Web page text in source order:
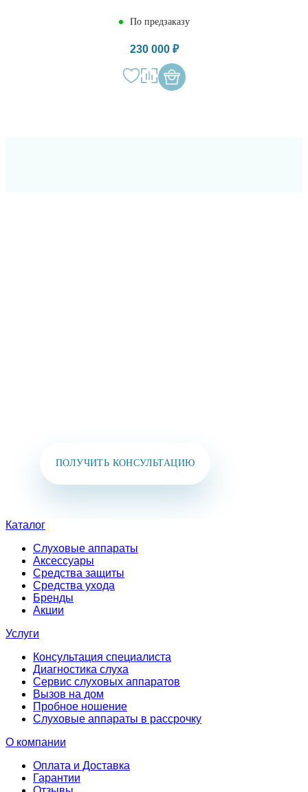
По предзаказу
230 000 ₽
ПОЛУЧИТЬ КОНСУЛЬТАЦИЮ
Каталог
Слуховые аппараты
Аксессуары
Средства защиты
Средства ухода
Бренды
Акции
Услуги
Консультация специалиста
Диагностика слуха
Сервис слуховых аппаратов
Вызов на дом
Пробное ношение
Слуховые аппараты в рассрочку
О компании
Оплата и Доставка
Гарантии